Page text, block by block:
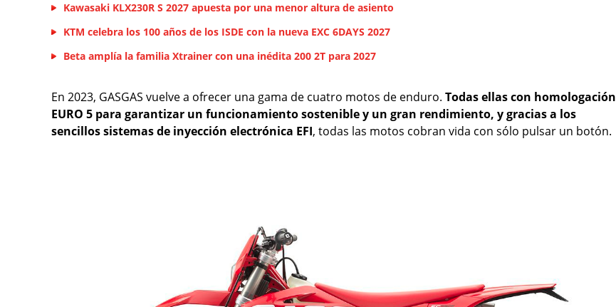
Kawasaki KLX230R S 2027 apuesta por una menor altura de asiento
KTM celebra los 100 años de los ISDE con la nueva EXC 6DAYS 2027
Beta amplía la familia Xtrainer con una inédita 200 2T para 2027
En 2023, GASGAS vuelve a ofrecer una gama de cuatro motos de enduro. Todas ellas con homologación
EURO 5 para garantizar un funcionamiento sostenible y un gran rendimiento, y gracias a los
sencillos sistemas de inyección electrónica EFI, todas las motos cobran vida con sólo pulsar un botón.